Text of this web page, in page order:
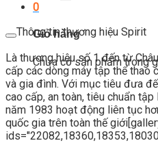
0
Giỏ hàng
Chưa có sản phẩm trong
Thông tin thương hiệu Spirit
Là thương hiệu số 1 đến từ
cấp các dòng máy tập thể thao
và gia đình. Với mục tiêu đưa
cao cấp, an toàn, tiêu chuẩn
năm 1983 hoạt động liên tục
quốc gia trên toàn thế